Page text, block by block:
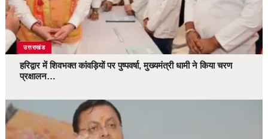
उत्तराखंड
हरिद्वार में शिवभक्त कांवड़ियों पर पुष्पवर्षा, मुख्यमंत्री धामी ने किया चरण
प्रक्षालन…